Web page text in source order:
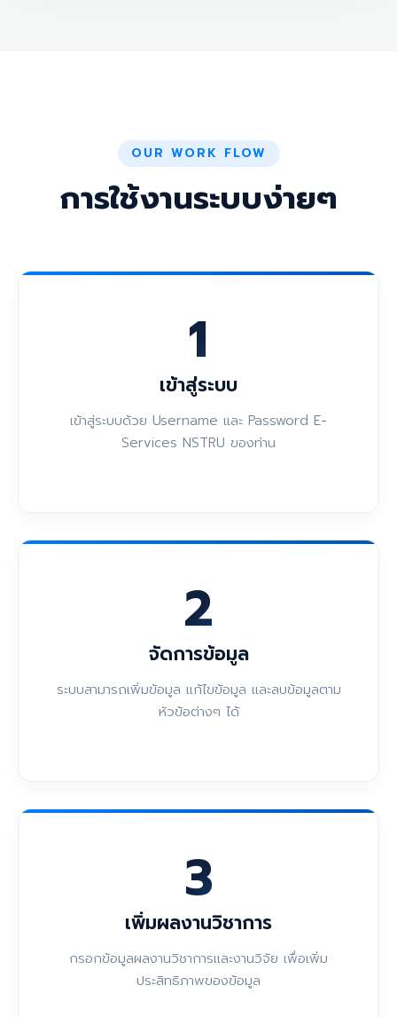
OUR WORK FLOW
การใช้งานระบบง่ายๆ
1
เข้าสู่ระบบ
เข้าสู่ระบบด้วย Username และ Password E-
Services NSTRU ของท่าน
2
จัดการข้อมูล
ระบบสามารถเพิ่มข้อมูล แก้ไขข้อมูล และลบข้อมูลตาม
หัวข้อต่างๆ ได้
3
เพิ่มผลงานวิชาการ
กรอกข้อมูลผลงานวิชาการและงานวิจัย เพื่อเพิ่ม
ประสิทธิภาพของข้อมูล